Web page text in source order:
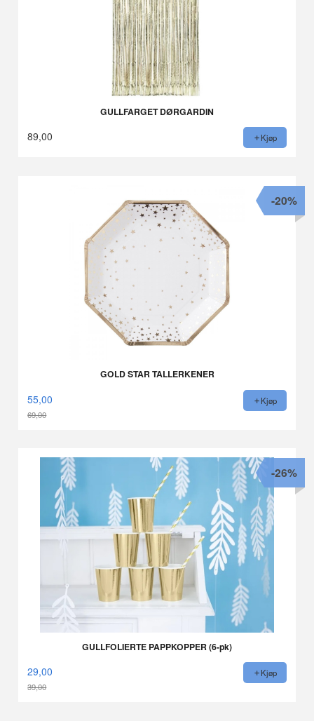
GULLFARGET DØRGARDIN
89,00 Kjøp
GOLD STAR TALLERKENER
55,00
69,00
-20%
Kjøp
GULLFOLIERTE PAPPKOPPER (6-pk)
29,00
39,00
-26%
Kjøp